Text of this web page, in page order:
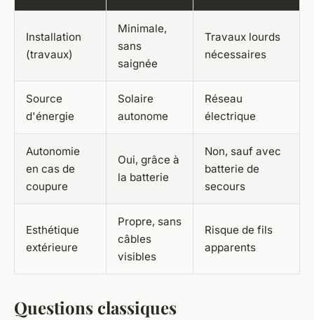
Installation
(travaux)
Minimale,
sans
saignée
Travaux lourds
nécessaires
Source
d'énergie
Solaire
autonome
Réseau
électrique
Autonomie
en cas de
coupure
Oui, grâce à
la batterie
Non, sauf avec
batterie de
secours
Esthétique
extérieure
Propre, sans
câbles
visibles
Risque de fils
apparents
Questions classiques